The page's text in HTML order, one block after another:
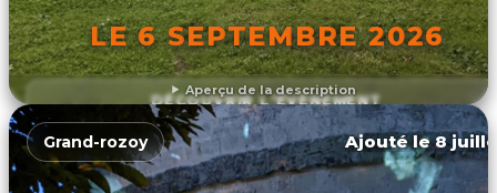
Aperçu de la description
LE 6 SEPTEMBRE 2026
DÉCOUVRIR L'ÉVÉNEMENT
Grand-rozoy Ajouté le 8